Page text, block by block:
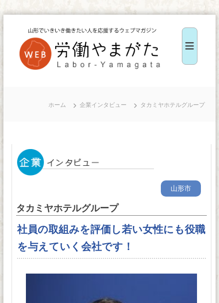
ま
が
た
ホーム 企業インタビュー タカミヤホテルグループ
山形市
タカミヤホテルグループ
社員の取組みを評価し若い女性にも役職
を与えていく会社です！